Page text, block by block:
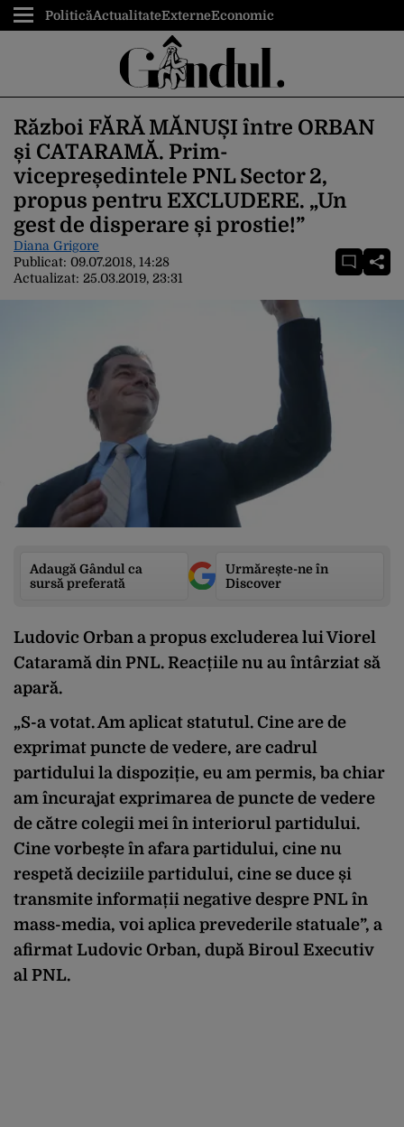
PoliticăActualitateExterneEconomic
Război FĂRĂ MĂNUȘI între ORBAN
și CATARAMĂ. Prim-
vicepreședintele PNL Sector 2,
propus pentru EXCLUDERE. „Un
gest de disperare și prostie!”
Diana Grigore
Publicat: 09.07.2018, 14:28
Actualizat: 25.03.2019, 23:31
Adaugă Gândul ca
sursă preferată
Urmărește-ne în
Discover
Ludovic Orban a propus excluderea lui Viorel
Cataramă din PNL. Reacțiile nu au întârziat să
apară.
„S-a votat. Am aplicat statutul. Cine are de
exprimat puncte de vedere, are cadrul
partidului la dispoziție, eu am permis, ba chiar
am încurajat exprimarea de puncte de vedere
de către colegii mei în interiorul partidului.
Cine vorbește în afara partidului, cine nu
respetă deciziile partidului, cine se duce și
transmite informații negative despre PNL în
mass-media, voi aplica prevederile statuale”, a
afirmat Ludovic Orban, după Biroul Executiv
al PNL.